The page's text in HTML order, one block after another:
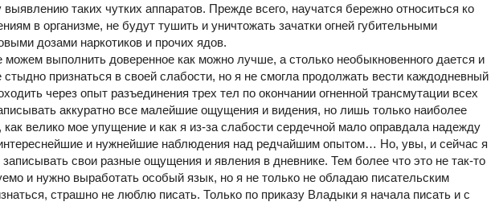
таких чутких аппаратов. Прежде всего, научатся бережно относиться ко
в организме, не будут тушить и уничтожать зачатки огней губительными
дозами наркотиков и прочих ядов.
можем выполнить доверенное как можно лучше, а столько необыкновенного дается и
признаться в своей слабости, но я не смогла продолжать вести каждодневный
через опыт разъединения трех тел по окончании огненной трансмутации всех
аккуратно все малейшие ощущения и видения, но лишь только наиболее
велико мое упущение и как я из-за слабости сердечной мало оправдала надежду
и нужнейшие наблюдения над редчайшим опытом… Но, увы, и сейчас я
записывать свои разные ощущения и явления в дневнике. Тем более что это не так-то
и нужно выработать особый язык, но я не только не обладаю писательским
страшно не люблю писать. Только по приказу Владыки я начала писать и с